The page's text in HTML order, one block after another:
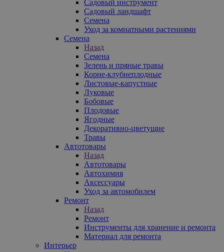
Садовый инструмент
Садовый ландшафт
Семена
Уход за комнатными растениями
Семена
Назад
Семена
Зелень и пряные травы
Корне-клубнеплодные
Листовые-капустные
Луковые
Бобовые
Плодовые
Ягодные
Декоративно-цветущие
Травы
Автотовары
Назад
Автотовары
Автохимия
Аксессуары
Уход за автомобилем
Ремонт
Назад
Ремонт
Инструменты для хранение и ремонта
Материал для ремонта
Интерьер